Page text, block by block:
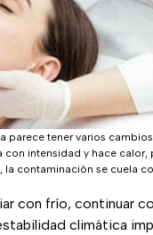
parece tener varios
intensidad y hace calor,
la contaminación se cuela
con frío, continuar
climática